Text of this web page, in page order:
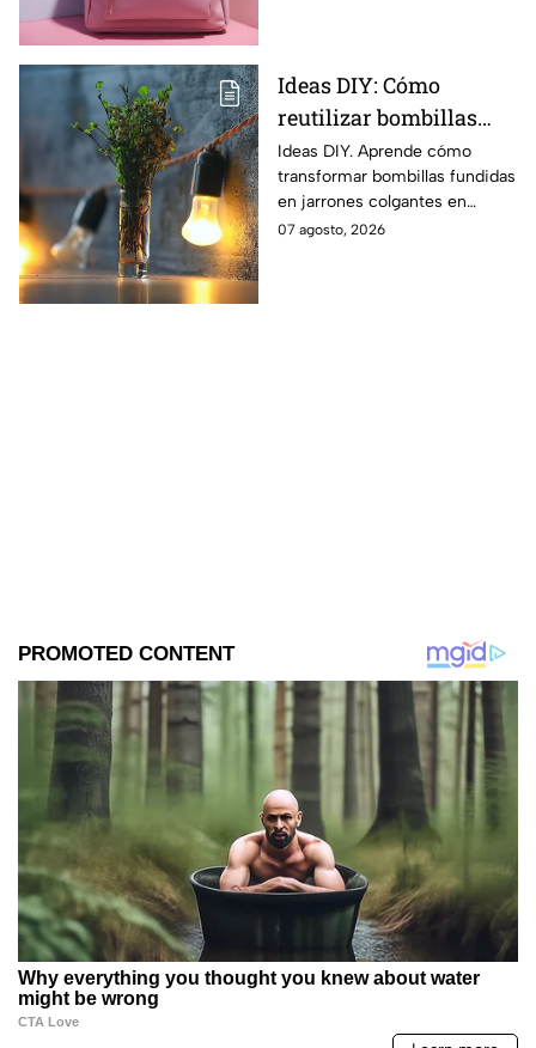
Ideas DIY: Cómo
reutilizar bombillas
fundidas y alambre
galvanizado para hacer
jarrones en miniatura
Ideas DIY. Aprende cómo
transformar bombillas fundidas
en jarrones colgantes en
miniatura.
07 agosto, 2026